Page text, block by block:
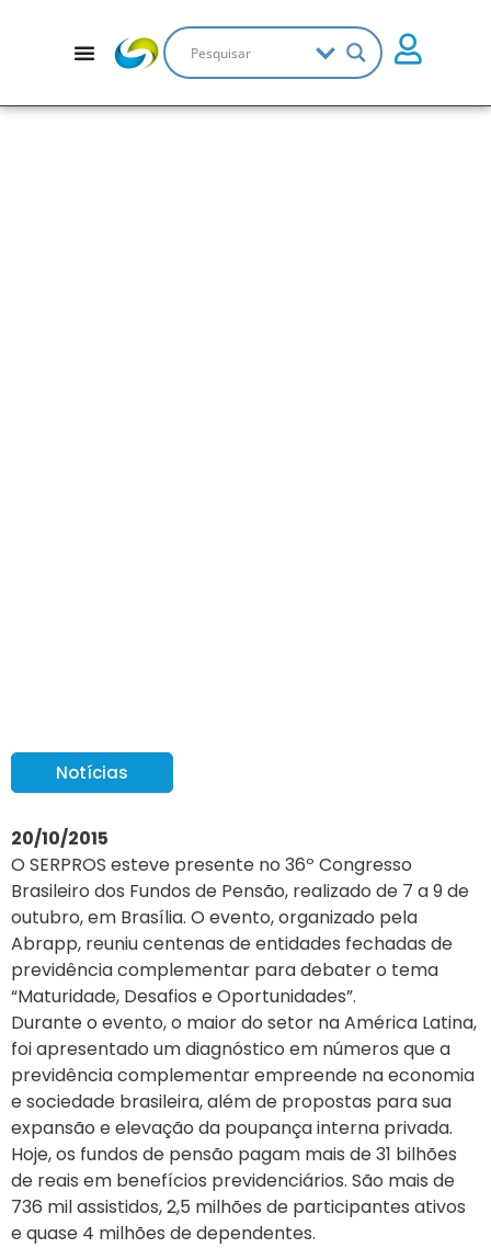
Notícias
20/10/2015
O SERPROS esteve presente no 36º Congresso
Brasileiro dos Fundos de Pensão, realizado de 7 a 9 de
outubro, em Brasília. O evento, organizado pela
Abrapp, reuniu centenas de entidades fechadas de
previdência complementar para debater o tema
“Maturidade, Desafios e Oportunidades”.
Durante o evento, o maior do setor na América Latina,
foi apresentado um diagnóstico em números que a
previdência complementar empreende na economia
e sociedade brasileira, além de propostas para sua
expansão e elevação da poupança interna privada.
Hoje, os fundos de pensão pagam mais de 31 bilhões
de reais em benefícios previdenciários. São mais de
736 mil assistidos, 2,5 milhões de participantes ativos
e quase 4 milhões de dependentes.